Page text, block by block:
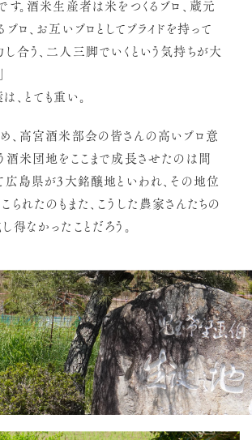
す。酒米生産者は米をつくるプロ、蔵元
ロ、お互いプロとしてプライドを持って
合う、二人三脚でいくという気持ちが大
、とても重い。
、高宮酒米部会の皆さんの高いプロ意
酒米団地をここまで成長させたのは間
広島県が3大銘醸地といわれ、その地位
られたのもまた、こうした農家さんたちの
得なかったことだろう。